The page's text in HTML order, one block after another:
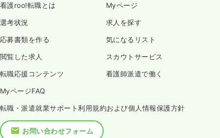
看護roo!転職とは Myページ
選考状況 求人を探す
応募書類を作る 気になるリスト
閲覧した求人 スカウトサービス
転職応援コンテンツ 看護師派遣で働く
MyページFAQ
転職・派遣就業サポート利用規約および個人情報保護方針
お問い合わせフォーム